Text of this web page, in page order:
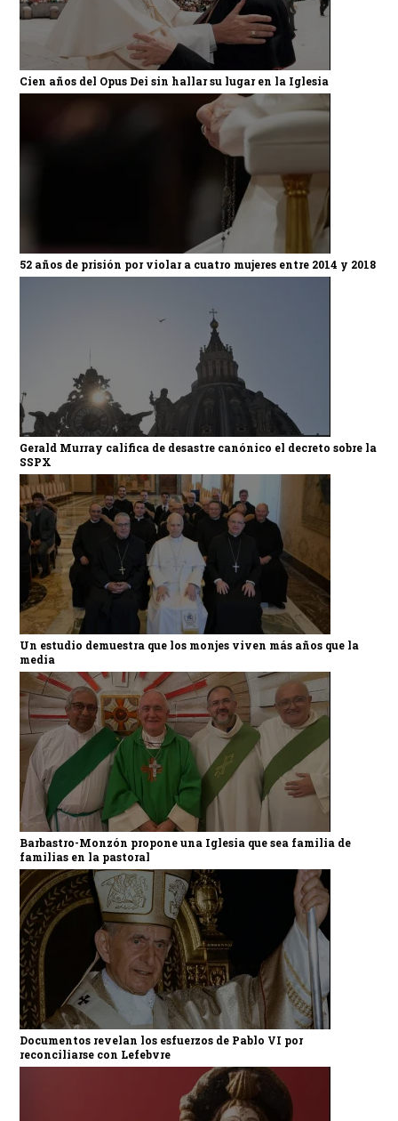
Cien años del Opus Dei sin hallar su lugar en la Iglesia
52 años de prisión por violar a cuatro mujeres entre 2014 y 2018
Gerald Murray califica de desastre canónico el decreto sobre la
SSPX
Un estudio demuestra que los monjes viven más años que la
media
Barbastro-Monzón propone una Iglesia que sea familia de
familias en la pastoral
Documentos revelan los esfuerzos de Pablo VI por
reconciliarse con Lefebvre